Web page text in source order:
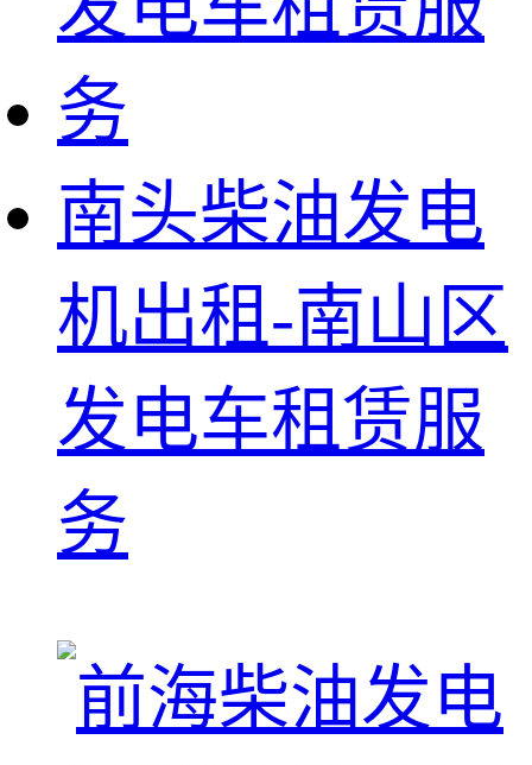
南头柴油发电
机出租-南山区
发电车租赁服
务